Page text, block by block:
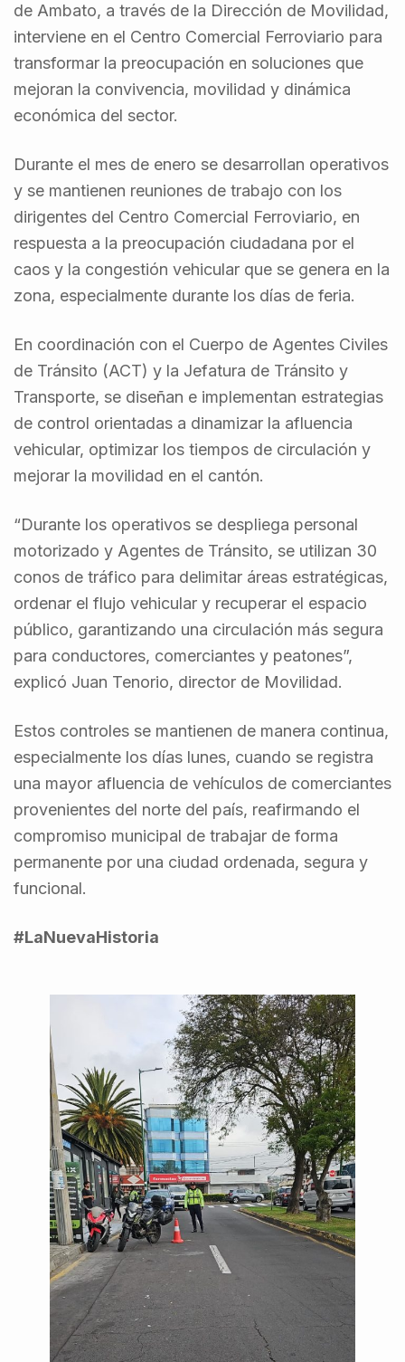
de Ambato, a través de la Dirección de Movilidad,
interviene en el Centro Comercial Ferroviario para
transformar la preocupación en soluciones que
mejoran la convivencia, movilidad y dinámica
económica del sector.
Durante el mes de enero se desarrollan operativos
y se mantienen reuniones de trabajo con los
dirigentes del Centro Comercial Ferroviario, en
respuesta a la preocupación ciudadana por el
caos y la congestión vehicular que se genera en la
zona, especialmente durante los días de feria.
En coordinación con el Cuerpo de Agentes Civiles
de Tránsito (ACT) y la Jefatura de Tránsito y
Transporte, se diseñan e implementan estrategias
de control orientadas a dinamizar la afluencia
vehicular, optimizar los tiempos de circulación y
mejorar la movilidad en el cantón.
“Durante los operativos se despliega personal
motorizado y Agentes de Tránsito, se utilizan 30
conos de tráfico para delimitar áreas estratégicas,
ordenar el flujo vehicular y recuperar el espacio
público, garantizando una circulación más segura
para conductores, comerciantes y peatones”,
explicó Juan Tenorio, director de Movilidad.
Estos controles se mantienen de manera continua,
especialmente los días lunes, cuando se registra
una mayor afluencia de vehículos de comerciantes
provenientes del norte del país, reafirmando el
compromiso municipal de trabajar de forma
permanente por una ciudad ordenada, segura y
funcional.
#LaNuevaHistoria